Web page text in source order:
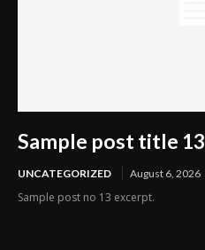
Sample post title 13
UNCATEGORIZED August 6, 2026
Sample post no 13 excerpt.